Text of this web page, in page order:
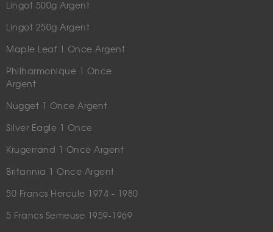
Lingot 500g Argent
Lingot 250g Argent
Maple Leaf 1 Once Argent
Philharmonique 1 Once
Argent
Nugget 1 Once Argent
Silver Eagle 1 Once
Krugerrand 1 Once Argent
Britannia 1 Once Argent
50 Francs Hercule 1974 - 1980
5 Francs Semeuse 1959-1969